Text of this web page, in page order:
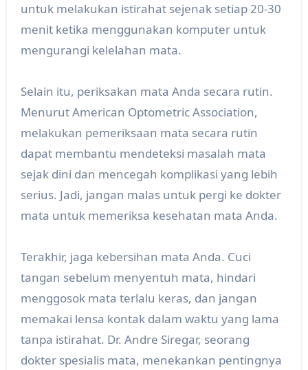
untuk melakukan istirahat sejenak setiap 20-30
menit ketika menggunakan komputer untuk
mengurangi kelelahan mata.
Selain itu, periksakan mata Anda secara rutin.
Menurut American Optometric Association,
melakukan pemeriksaan mata secara rutin
dapat membantu mendeteksi masalah mata
sejak dini dan mencegah komplikasi yang lebih
serius. Jadi, jangan malas untuk pergi ke dokter
mata untuk memeriksa kesehatan mata Anda.
Terakhir, jaga kebersihan mata Anda. Cuci
tangan sebelum menyentuh mata, hindari
menggosok mata terlalu keras, dan jangan
memakai lensa kontak dalam waktu yang lama
tanpa istirahat. Dr. Andre Siregar, seorang
dokter spesialis mata, menekankan pentingnya